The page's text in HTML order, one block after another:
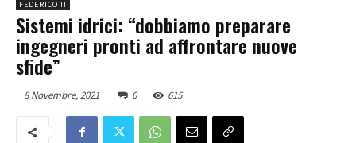
FEDERICO II
Sistemi idrici: “dobbiamo preparare
ingegneri pronti ad affrontare nuove
sfide”
8 Novembre, 2021 0 615